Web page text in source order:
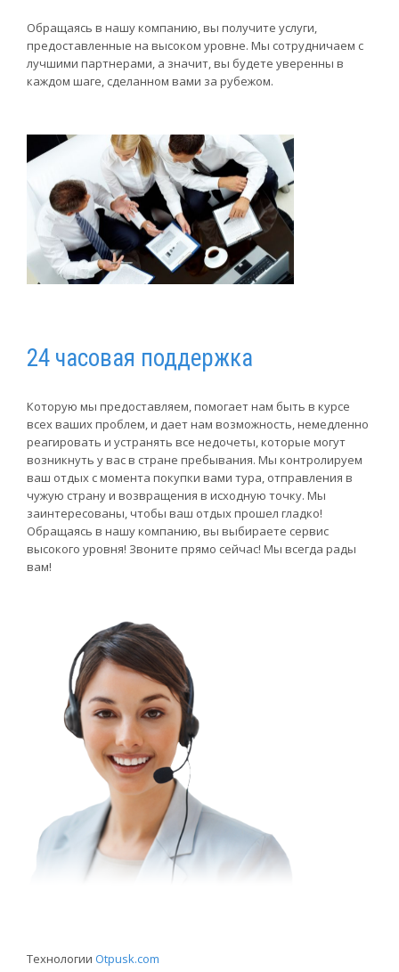
Обращаясь в нашу компанию, вы получите услуги,
предоставленные на высоком уровне. Мы сотрудничаем с
лучшими партнерами, а значит, вы будете уверенны в
каждом шаге, сделанном вами за рубежом.
24 часовая поддержка
Которую мы предоставляем, помогает нам быть в курсе
всех ваших проблем, и дает нам возможность, немедленно
реагировать и устранять все недочеты, которые могут
возникнуть у вас в стране пребывания. Мы контролируем
ваш отдых с момента покупки вами тура, отправления в
чужую страну и возвращения в исходную точку. Мы
заинтересованы, чтобы ваш отдых прошел гладко!
Обращаясь в нашу компанию, вы выбираете сервис
высокого уровня! Звоните прямо сейчас! Мы всегда рады
вам!
Технологии Otpusk.com